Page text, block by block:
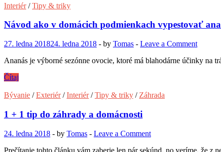
na
sviežej
dekorácie
Interiér/Tipy & triky
Návod ako v domácich podmienkach vypestovať
27. ledna 201824. ledna 2018 - by Tomas - Leave a Comment
Ananás je výborné sezónne ovocie, ktoré má blahodárne účinky na
Návod
v
podmienkach
vypestovať
ananás
Čítaj
Bývanie /Exteriér/Interiér/Tipy & triky / Záhrada
1 + 1 tip do záhrady a domácnosti
24. ledna 2018 - by Tomas - Leave a Comment
Prečítanie tohto článku vám zaberie len pár sekúnd, no veríme, že z